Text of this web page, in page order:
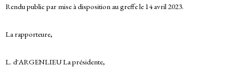
Rendu public par mise à disposition au greffe le 14 avril 2023.
La rapporteure,
L. d'ARGENLIEU La présidente,